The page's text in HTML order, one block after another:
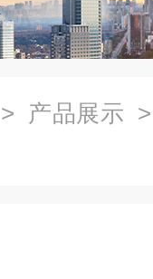
> 产品展示